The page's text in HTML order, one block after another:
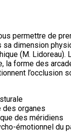
permettre de
sa dimension
(M. Lidoreau).
la forme des
l’occlusion
des organes
des méridiens
émotionnel du